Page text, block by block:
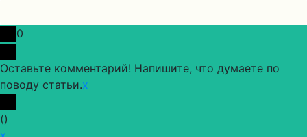
0
Оставьте комментарий! Напишите, что думаете по
поводу статьи.x
()